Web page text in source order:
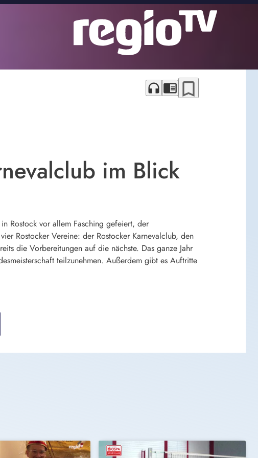
headphones chrome_reader_mode bookmark_border
im Blick
Rostock vor allem Fasching gefeiert, der
Rostocker Vereine: der Rostocker Karnevalclub, den
die Vorbereitungen auf die nächste. Das ganze Jahr
teilzunehmen. Außerdem gibt es Auftritte